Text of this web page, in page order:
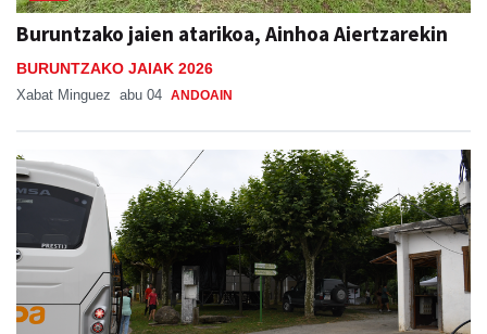
Buruntzako jaien atarikoa, Ainhoa Aiertzarekin
BURUNTZAKO JAIAK 2026
Xabat Minguez abu 04 ANDOAIN